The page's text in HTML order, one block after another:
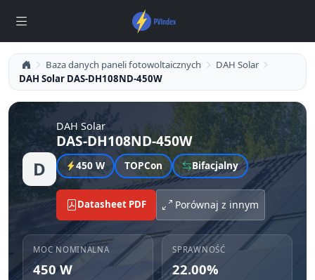
Baza danych paneli fotowoltaicznych
DAH Solar
DAH Solar DAS-DH108ND-450W
D
DAH Solar
DAS-DH108ND-450W
450 W TOPCon Bifacjalny
Datasheet PDF Porównaj z innym
MOC NOMINALNA
450 W
SPRAWNOŚĆ
22.00%